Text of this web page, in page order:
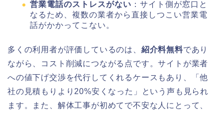
営業電話のストレスがない ：サイト側が窓口と
なるため、複数の業者から直接しつこい営業電
話がかかってこない。
多くの利用者が評価しているのは、 紹介料無料であり
ながら、コスト削減につながる点です。サイトが業者
への値下げ交渉を代行してくれるケースもあり、「他
社の見積もりより20%安くなった」という声も見られ
ます。また、解体工事が初めてで不安な人にとって、